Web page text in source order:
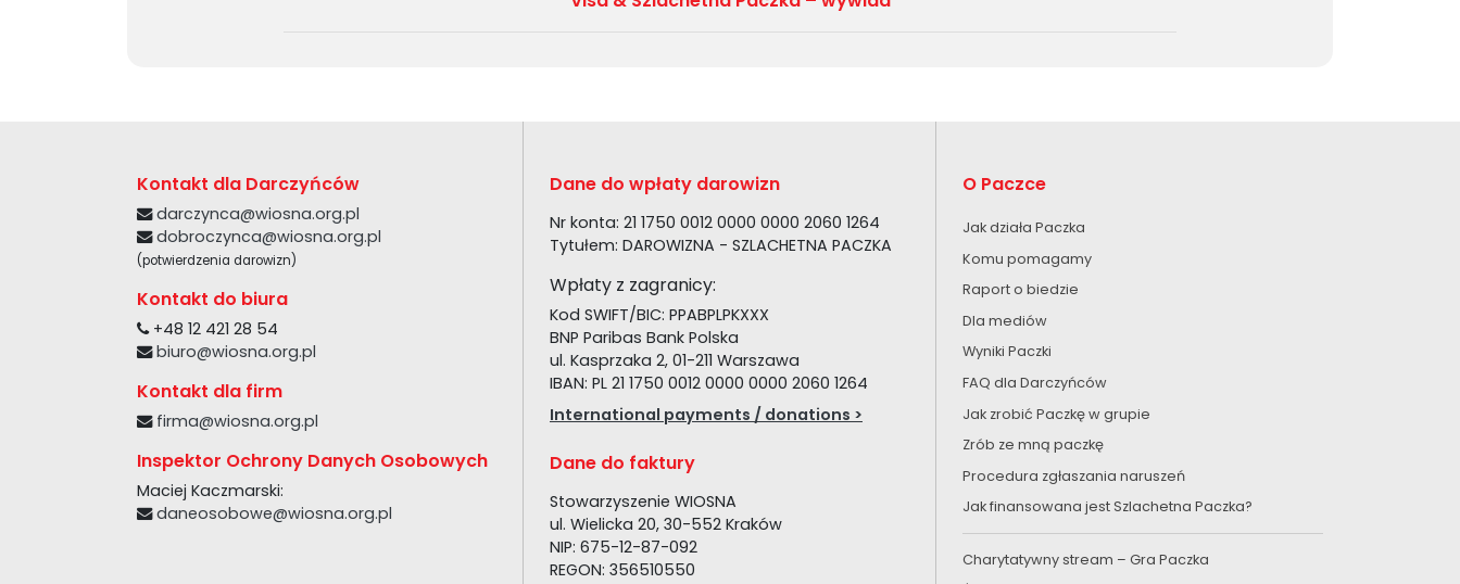
Kontakt dla Darczyńców
darczynca@wiosna.org.pl
dobroczynca@wiosna.org.pl
(potwierdzenia darowizn)
Kontakt do biura
+48 12 421 28 54
biuro@wiosna.org.pl
Kontakt dla firm
firma@wiosna.org.pl
Inspektor Ochrony Danych Osobowych
Maciej Kaczmarski:
daneosobowe@wiosna.org.pl
Dane do wpłaty darowizn
Nr konta: 21 1750 0012 0000 0000 2060 1264
Tytułem: DAROWIZNA - SZLACHETNA PACZKA
Wpłaty z zagranicy:
Kod SWIFT/BIC: PPABPLPKXXX
BNP Paribas Bank Polska
ul. Kasprzaka 2, 01-211 Warszawa
IBAN: PL 21 1750 0012 0000 0000 2060 1264
International payments / donations >
Dane do faktury
Stowarzyszenie WIOSNA
ul. Wielicka 20, 30-552 Kraków
NIP: 675-12-87-092
REGON: 356510550
O Paczce
Jak działa Paczka
Komu pomagamy
Raport o biedzie
Dla mediów
Wyniki Paczki
FAQ dla Darczyńców
Jak zrobić Paczkę w grupie
Zrób ze mną paczkę
Procedura zgłaszania naruszeń
Jak finansowana jest Szlachetna Paczka?
Charytatywny stream – Gra Paczka